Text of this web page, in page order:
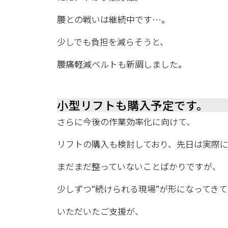
腰との戦いは継続中です…。
少しでも負担を減らそうと、
腰痛軽減ベルトも新調しました。
小型リフトも購入予定です。
さらに今後の作業効率化に向けて、
リフトの購入も検討しており、先日は実際
まだまだ整っていないことばかりですが、
少しずつ“続けられる現場”が形になってきて
いただいたご支援が、